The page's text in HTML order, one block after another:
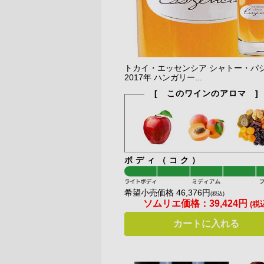
トカイ・エッセンシア シャトー・パ
2017年 ハンガリー...
[ このワインのアロマ ]
ボディ（コク）
希望小売価格 46,376円(税込)
ソムリエ価格： 39,424円 (税
カートに入れる